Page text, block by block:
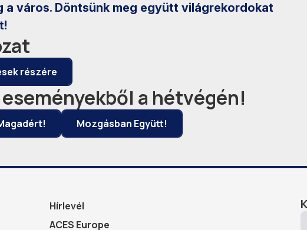
a város. Döntsünk meg együtt világrekordokat
részére
a hétvégén!
Mozgásban Együtt!
Hírlevél
ACES Europe